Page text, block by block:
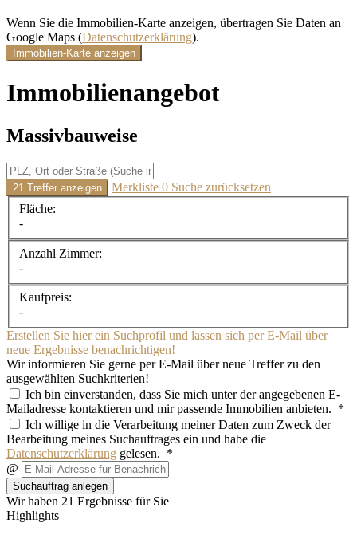
Wenn Sie die Immobilien-Karte anzeigen, übertragen Sie Daten an
Google Maps (Datenschutzerklärung).
Immobilien-Karte anzeigen
Immobilien­angebot
Massivbauweise
21 Treffer anzeigen Merkliste 0 Suche zurücksetzen
Fläche:
-
Anzahl Zimmer:
-
Kaufpreis:
-
Erstellen Sie hier ein Suchprofil und lassen sich per E-Mail über
neue Ergebnisse benachrichtigen!
Wir informieren Sie gerne per E-Mail über neue Treffer zu den
ausgewählten Suchkriterien!
Ich bin einverstanden, dass Sie mich unter der angegebenen E-
Mailadresse kontaktieren und mir passende Immobilien anbieten. *
Ich willige in die Verarbeitung meiner Daten zum Zweck der
Bearbeitung meines Suchauftrages ein und habe die
Datenschutzerklärung gelesen. *
@
Suchauftrag anlegen
Wir haben 21 Ergebnisse für Sie
Highlights